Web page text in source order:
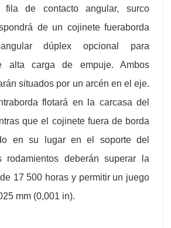
de contacto angular, surco
de un cojinete fueraborda
dúplex opcional para
alta carga de empuje. Ambos
situados por un arcén en el eje.
flotará en la carcasa del
que el cojinete fuera de borda
en su lugar en el soporte del
rodamientos deberán superar la
17 500 horas y permitir un juego
mm (0,001 in).